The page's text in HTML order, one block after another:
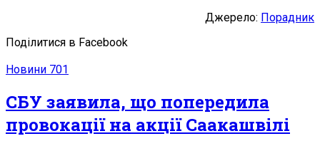
Джерело: Порадник
Поділитися в Facebook
Новини 701
СБУ заявила, що попередила
провокації на акції Саакашвілі